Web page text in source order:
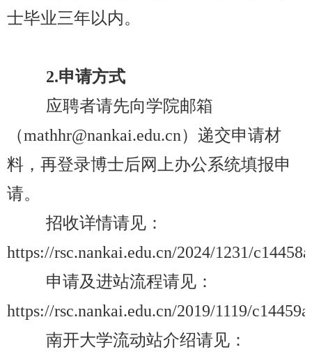
士毕业三年以内。
2.申请方式
应聘者请先向学院邮箱
（mathhr@nankai.edu.cn）递交申请材
料，再登录博士后网上办公系统填报申
请。
招收详情请见：
https://rsc.nankai.edu.cn/2024/1231/
申请及进站流程请见：
https://rsc.nankai.edu.cn/2019/1119/
南开大学流动站介绍请见：